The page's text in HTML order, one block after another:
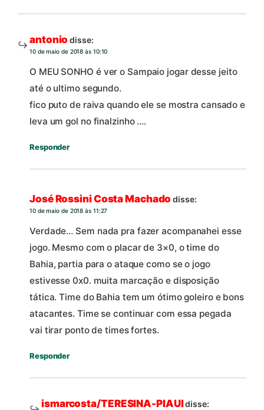
antonio disse:
10 de maio de 2018 às 10:10
O MEU SONHO é ver o Sampaio jogar desse jeito
até o ultimo segundo.
fico puto de raiva quando ele se mostra cansado e
leva um gol no finalzinho ….
Responder
José Rossini Costa Machado disse:
10 de maio de 2018 às 11:27
Verdade… Sem nada pra fazer acompanahei esse
jogo. Mesmo com o placar de 3×0, o time do
Bahia, partia para o ataque como se o jogo
estivesse 0x0. muita marcação e disposição
tática. Time do Bahia tem um ótimo goleiro e bons
atacantes. Time se continuar com essa pegada
vai tirar ponto de times fortes.
Responder
ismarcosta/TERESINA-PIAUIdisse: